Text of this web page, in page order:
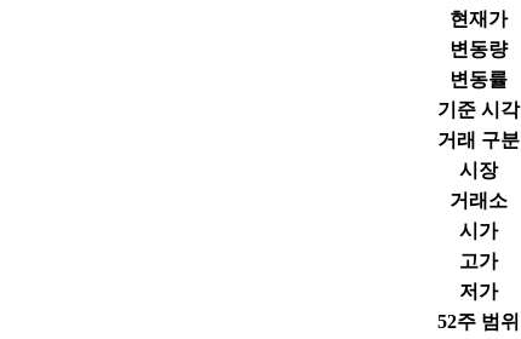
현재가
변동량
변동률
기준 시각
거래 구분
시장
거래소
시가
고가
저가
52주 범위